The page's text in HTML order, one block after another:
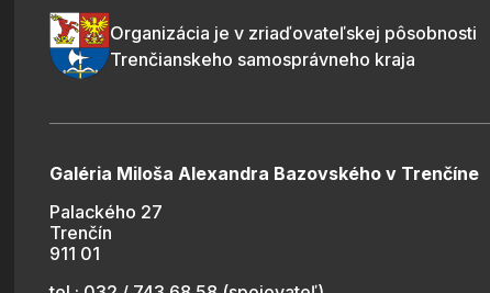
Organizácia je v zriaďovateľskej pôsobnosti
Trenčianskeho samosprávneho kraja
Galéria Miloša Alexandra Bazovského v Trenčíne
Palackého 27
Trenčín
911 01